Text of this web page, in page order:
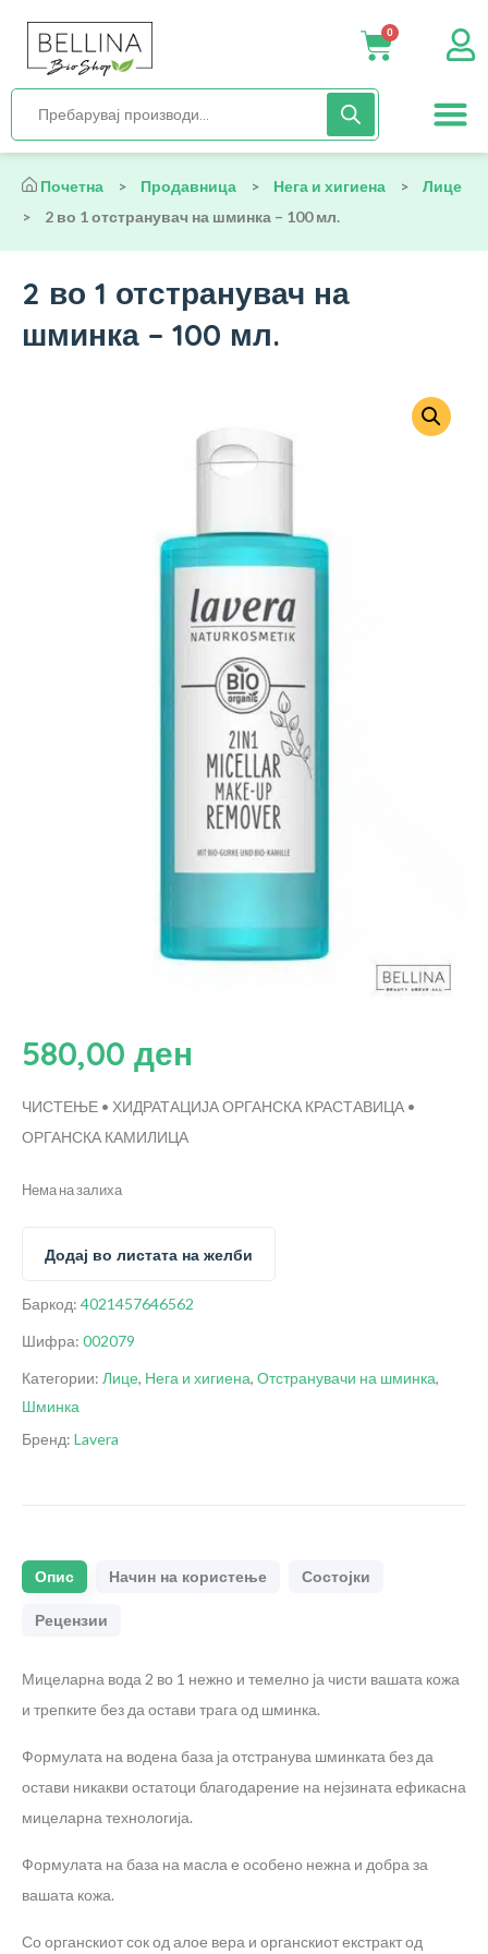
0
Почетна > Продавница > Нега и хигиена >
Лице
>
2 во 1 отстранувач на шминка – 100 мл.
2 во 1 отстранувач на
шминка – 100 мл.
580,00 ден
ЧИСТЕЊЕ • ХИДРАТАЦИЈАОРГАНСКА КРАСТАВИЦА •
ОРГАНСКА КАМИЛИЦА
Нема на залиха
Додај во листата на желби
Баркод: 4021457646562
Шифра: 002079
Категории: Лице, Нега и хигиена, Отстранувачи на шминка,
Шминка
Бренд: Lavera
Опис Начин на користење Состојки
Рецензии
Мицеларна вода 2 во 1 нежно и темелно ја чисти вашата кожа
и трепките без да остави трага од шминка.
Формулата на водена база ја отстранува шминката без да
остави никакви остатоци благодарение на нејзината ефикасна
мицеларна технологија.
Формулата на база на масла е особено нежна и добра за
вашата кожа.
Со органскиот сок од алое вера и органскиот екстракт од